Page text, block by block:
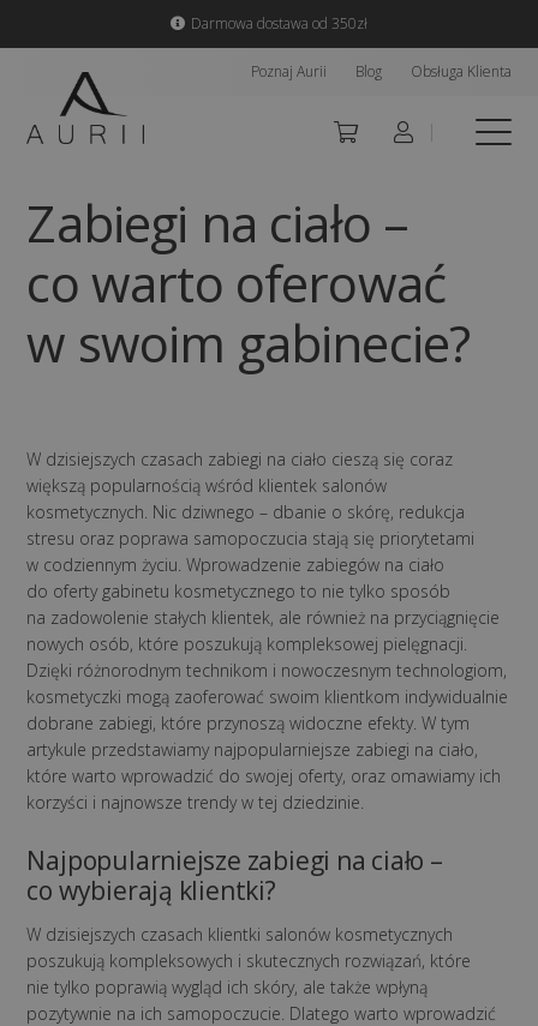
Darmowa dostawa od 350zł
Poznaj Aurii Blog Obsługa Klienta
Zabiegi na ciało –
co warto oferować
w swoim gabinecie?
W dzisiejszych czasach zabiegi na ciało cieszą się coraz
większą popularnością wśród klientek salonów
kosmetycznych. Nic dziwnego – dbanie o skórę, redukcja
stresu oraz poprawa samopoczucia stają się priorytetami
w codziennym życiu. Wprowadzenie zabiegów na ciało
do oferty gabinetu kosmetycznego to nie tylko sposób
na zadowolenie stałych klientek, ale również na przyciągnięcie
nowych osób, które poszukują kompleksowej pielęgnacji.
Dzięki różnorodnym technikom i nowoczesnym technologiom,
kosmetyczki mogą zaoferować swoim klientkom indywidualnie
dobrane zabiegi, które przynoszą widoczne efekty. W tym
artykule przedstawiamy najpopularniejsze zabiegi na ciało,
które warto wprowadzić do swojej oferty, oraz omawiamy ich
korzyści i najnowsze trendy w tej dziedzinie.
Najpopularniejsze zabiegi na ciało –
co wybierają klientki?
W dzisiejszych czasach klientki salonów kosmetycznych
poszukują kompleksowych i skutecznych rozwiązań, które
nie tylko poprawią wygląd ich skóry, ale także wpłyną
pozytywnie na ich samopoczucie. Dlatego warto wprowadzić